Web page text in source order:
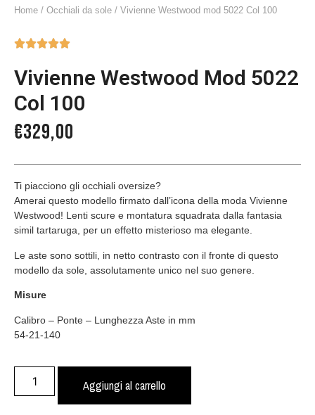
Home / Occhiali da sole / Vivienne Westwood mod 5022 Col 100

Vivienne Westwood Mod 5022
Col 100
€329,00
Ti piacciono gli occhiali oversize?
Amerai questo modello firmato dall’icona della moda Vivienne
Westwood! Lenti scure e montatura squadrata dalla fantasia
simil tartaruga, per un effetto misterioso ma elegante.
Le aste sono sottili, in netto contrasto con il fronte di questo
modello da sole, assolutamente unico nel suo genere.
Misure
Calibro – Ponte – Lunghezza Aste in mm
54-21-140
Aggiungi al carrello